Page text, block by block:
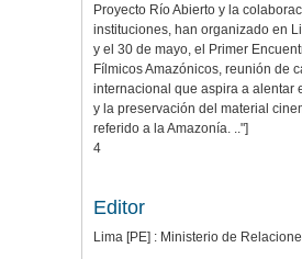
Proyecto Río Abierto y la
instituciones, han organizado en
y el 30 de mayo, el Primer
Fílmicos Amazónicos, reunión de
internacional que aspira a alentar
y la preservación del material
referido a la Amazonía. .."]
4
Editor
Lima [PE] : Ministerio de